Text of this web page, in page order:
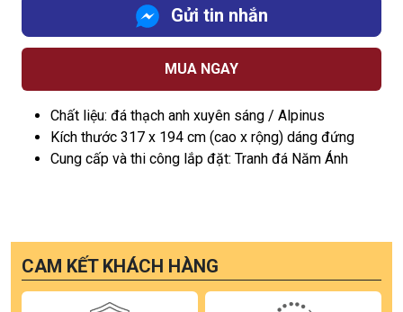
Gửi tin nhắn
MUA NGAY
Chất liệu: đá thạch anh xuyên sáng / Alpinus
Kích thước 317 x 194 cm (cao x rộng) dáng đứng
Cung cấp và thi công lắp đặt: Tranh đá Năm Ánh
CAM KẾT KHÁCH HÀNG